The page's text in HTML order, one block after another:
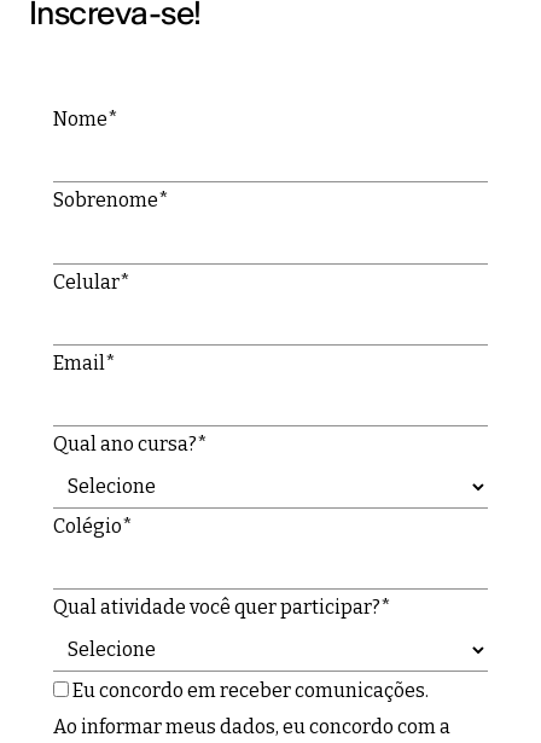
Inscreva-se!
Nome*
Sobrenome*
Celular*
Email*
Qual ano cursa?*
Colégio*
Qual atividade você quer participar?*
Eu concordo em receber comunicações.
Ao informar meus dados, eu concordo com a